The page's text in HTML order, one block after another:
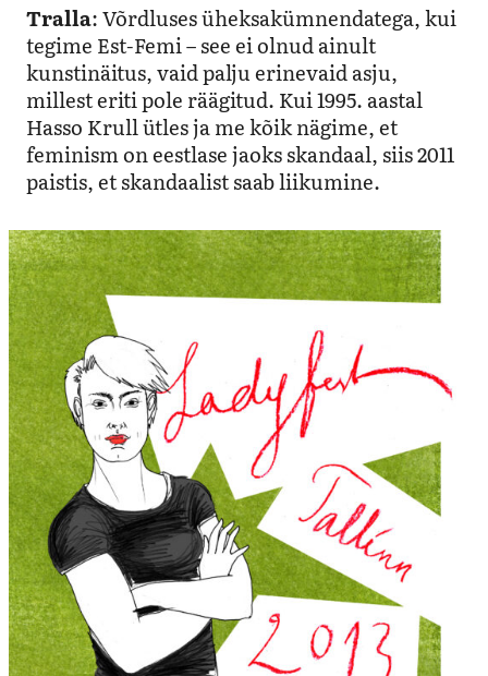
Tralla: Võrdluses üheksakümnendatega, kui
tegime Est-Femi – see ei olnud ainult
kunstinäitus, vaid palju erinevaid asju,
millest eriti pole räägitud. Kui 1995. aastal
Hasso Krull ütles ja me kõik nägime, et
feminism on eestlase jaoks skandaal, siis 2011
paistis, et skandaalist saab liikumine.